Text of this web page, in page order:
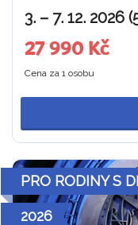
3. – 7. 12. 2026
27 990 Kč
Cena za 1 osobu
PRO RODINY S
2026